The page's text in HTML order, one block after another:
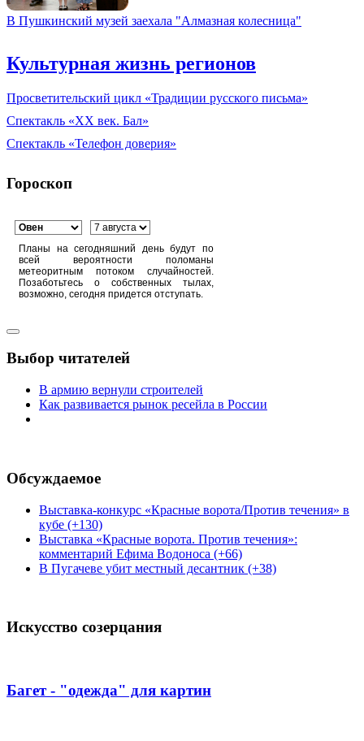
В Пушкинский музей заехала "Алмазная колесница"
Культурная жизнь регионов
Просветительский цикл «Традиции русского письма»
Спектакль «XX век. Бал»
Спектакль «Телефон доверия»
Гороскоп
Планы на сегодняшний день будут по
всей вероятности поломаны
метеоритным потоком случайностей.
Позаботьтесь о собственных тылах,
возможно, сегодня придется отступать.
Выбор читателей
В армию вернули строителей
Как развивается рынок ресейла в России
Обсуждаемое
Выставка-конкурс «Красные ворота/Против течения» в
кубе (+130)
Выставка «Красные ворота. Против течения»:
комментарий Ефима Водоноса (+66)
В Пугачеве убит местный десантник (+38)
Искусство созерцания
Багет - "одежда" для картин